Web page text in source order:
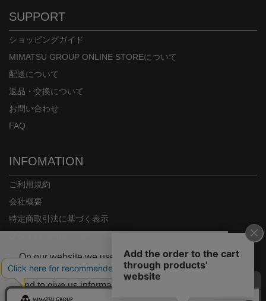
SUPPORT
ショッピングガイド
MIMATSU GROUP ONLINE STOREについて
配送について
返品・交換について
お問い合わせ
FAQ
INFOMATION
ご利用規約
会社概要
特定商取引法に基づく表示
On our website we use some cookies. These
are necessary for our site to work properly
and to give us information about how our site